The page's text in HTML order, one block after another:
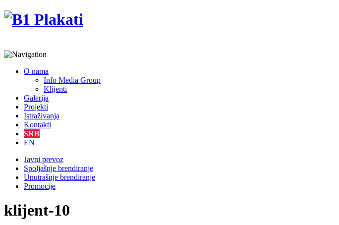
O nama
Info Media Group
Klijenti
Galerija
Projekti
Istraživanja
Kontakti
SRB
EN
Javni prevoz
Spoljašnje brendiranje
Unutrašnje brendiranje
Promocije
klijent-10